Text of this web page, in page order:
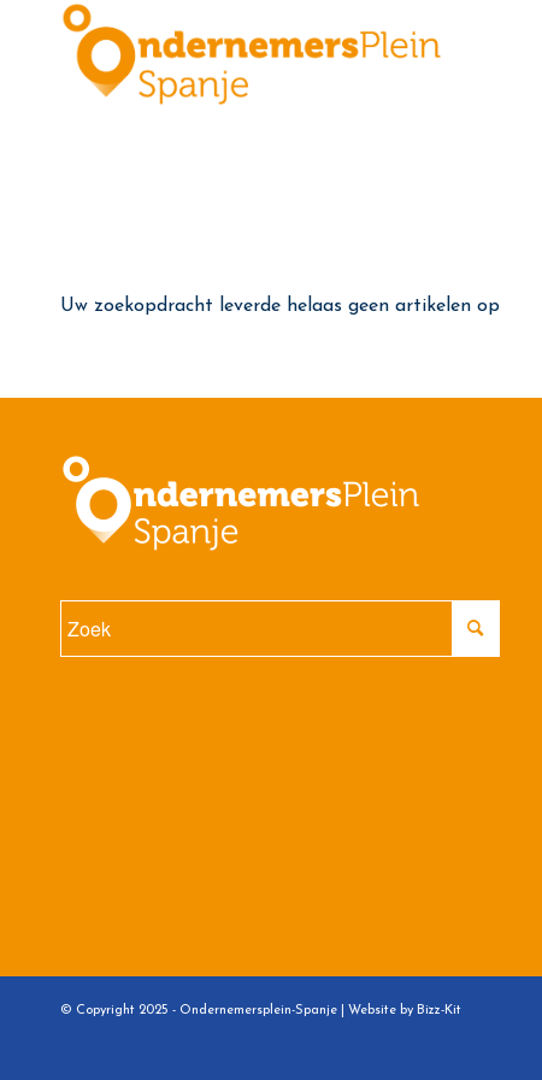
Uw zoekopdracht leverde helaas geen artikelen op
© Copyright 2025 - Ondernemersplein-Spanje | Website by Bizz-Kit